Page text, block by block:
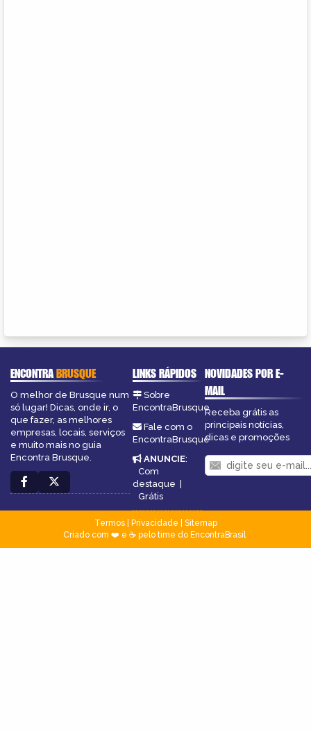
ENCONTRABRUSQUE
O melhor de Brusque num
só lugar! Dicas, onde ir, o
que fazer, as melhores
empresas, locais, serviços
e muito mais no guia
Encontra Brusque.
LINKS RÁPIDOS
Sobre
EncontraBrusque
Fale com o
EncontraBrusque
ANUNCIE:
Com
destaque
Grátis
NOVIDADES POR E-
MAIL
Receba grátis as
principais notícias,
dicas e promoções
Termos| Privacidade
Sitemap
Criado com ❤️ e ☕ pelo time do EncontraBrasil